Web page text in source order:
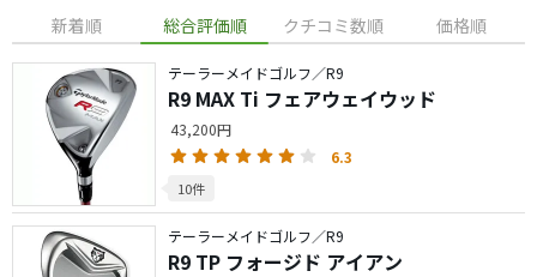
新着順 総合評価順 クチコミ数順 価格順
テーラーメイドゴルフ／R9
R9 MAX Ti フェアウェイウッド
43,200円
6.3
10件
テーラーメイドゴルフ／R9
R9 TP フォージド アイアン